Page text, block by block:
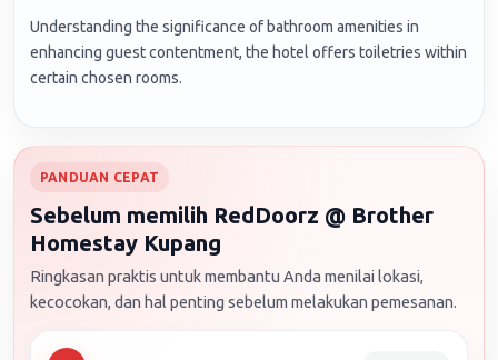
Understanding the significance of bathroom amenities in
enhancing guest contentment, the hotel offers toiletries within
certain chosen rooms.
PANDUAN CEPAT
Sebelum memilih RedDoorz @ Brother
Homestay Kupang
Ringkasan praktis untuk membantu Anda menilai lokasi,
kecocokan, dan hal penting sebelum melakukan pemesanan.